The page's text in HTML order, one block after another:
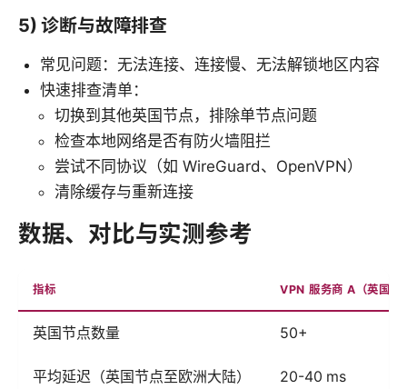
5) 诊断与故障排查
常见问题：无法连接、连接慢、无法解锁地区内容
快速排查清单：
切换到其他英国节点，排除单节点问题
检查本地网络是否有防火墙阻拦
尝试不同协议（如 WireGuard、OpenVPN）
清除缓存与重新连接
数据、对比与实测参考
指标 VPN 服务商 A（英国节
英国节点数量 50+
平均延迟（英国节点至欧洲大陆） 20-40 ms